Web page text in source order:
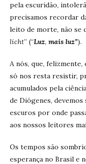
pela escuridão,
precisamos recordar
leito de morte, não se
licht” (“Luz, mais luz”).
A nós, que, felizmente,
só nos resta resistir,
acumulados pela
de Diógenes,
escuros por onde
aos nossos leitores
Os tempos são
esperança no Brasil e